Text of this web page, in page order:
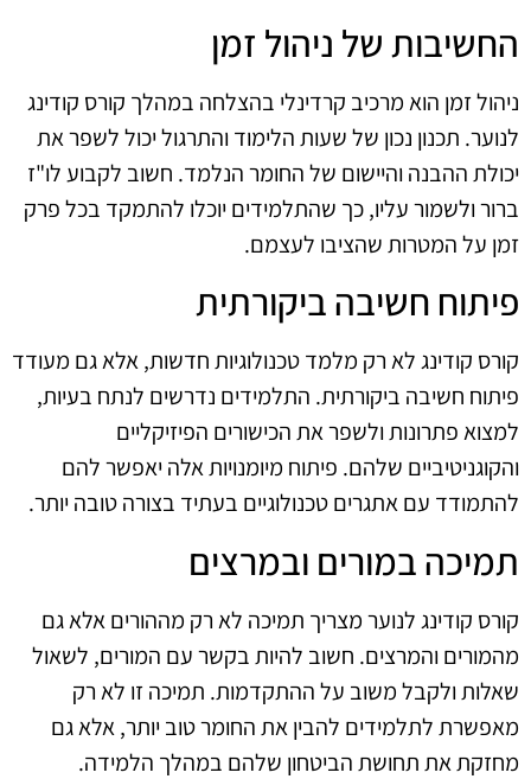
החשיבות של ניהול זמן
ניהול זמן הוא מרכיב קרדינלי בהצלחה במהלך קורס קודינג
לנוער. תכנון נכון של שעות הלימוד והתרגול יכול לשפר את
יכולת ההבנה והיישום של החומר הנלמד. חשוב לקבוע לו"ז
ברור ולשמור עליו, כך שהתלמידים יוכלו להתמקד בכל פרק
זמן על המטרות שהציבו לעצמם.
פיתוח חשיבה ביקורתית
קורס קודינג לא רק מלמד טכנולוגיות חדשות, אלא גם מעודד
פיתוח חשיבה ביקורתית. התלמידים נדרשים לנתח בעיות,
למצוא פתרונות ולשפר את הכישורים הפיזיקליים
והקוגניטיביים שלהם. פיתוח מיומנויות אלה יאפשר להם
להתמודד עם אתגרים טכנולוגיים בעתיד בצורה טובה יותר.
תמיכה במורים ובמרצים
קורס קודינג לנוער מצריך תמיכה לא רק מההורים אלא גם
מהמורים והמרצים. חשוב להיות בקשר עם המורים, לשאול
שאלות ולקבל משוב על ההתקדמות. תמיכה זו לא רק
מאפשרת לתלמידים להבין את החומר טוב יותר, אלא גם
מחזקת את תחושת הביטחון שלהם במהלך הלמידה.